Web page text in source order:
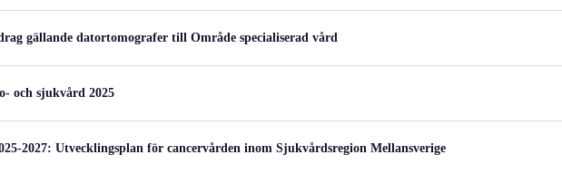
gällande datortomografer till Område specialiserad vård
och sjukvård 2025
2027: Utvecklingsplan för cancervården inom Sjukvårdsregion Mellansverige